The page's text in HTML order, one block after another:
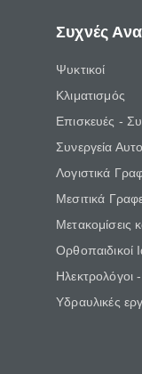
Συχνές
Ψυκτικοί
Κλιματισμός
Επισκευές -
Συνεργεία
Λογιστικά
Μεσιτικά
Μετακομίσεις
Ορθοπαιδικοί
Ηλεκτρολόγοι
Υδραυλικές